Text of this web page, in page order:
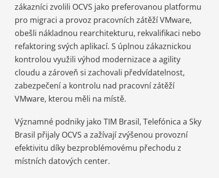
zákazníci zvolili OCVS jako preferovanou platformu
pro migraci a provoz pracovních zátěží VMware,
obešli nákladnou rearchitekturu, rekvalifikaci nebo
refaktoring svých aplikací. S úplnou zákaznickou
kontrolou využili výhod modernizace a agility
cloudu a zároveň si zachovali předvídatelnost,
zabezpečení a kontrolu nad pracovní zátěží
VMware, kterou měli na místě.
Významné podniky jako TIM Brasil, Telefónica a Sky
Brasil přijaly OCVS a zažívají zvýšenou provozní
efektivitu díky bezproblémovému přechodu z
místních datových center.